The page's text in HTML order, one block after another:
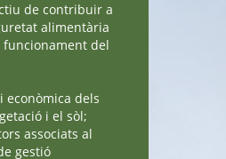
de contribuir a
alimentària
del
dels
i el sòl;
associats al
gestió